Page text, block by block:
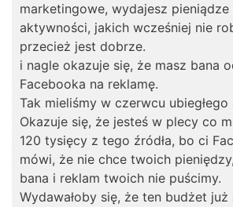
marketingowe, wydajesz pieniądze
aktywności, jakich wcześniej nie
przecież jest dobrze.
i nagle okazuje się, że masz bana
Facebooka na reklamę.
Tak mieliśmy w czerwcu ubiegłego
Okazuje się, że jesteś w plecy co
120 tysięcy z tego źródła, bo ci
mówi, że nie chce twoich
bana i reklam twoich nie puścimy.
Wydawałoby się, że ten budżet już